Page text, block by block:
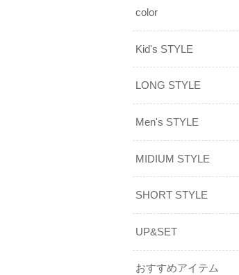
color
Kid's STYLE
LONG STYLE
Men's STYLE
MIDIUM STYLE
SHORT STYLE
UP&SET
おすすめアイテム